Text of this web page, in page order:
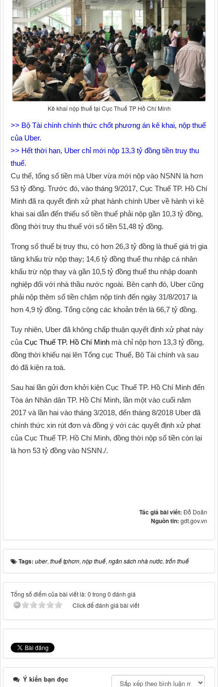
Kê khai nộp thuế tại Cục Thuế TP Hồ Chí Minh
>> Bộ Tài chính chính thức chốt phương án kê khai, nộp thuế
của Uber.
>> Hết thời hạn, Uber chỉ mới nộp 13,3 tỷ đồng tiền truy thu
thuế.
Cụ thể, tổng số tiền mà Uber vừa mới nộp vào NSNN là hơn
53 tỷ đồng. Trước đó, vào tháng 9/2017, Cục Thuế TP. Hồ Chí
Minh đã ra quyết định xử phạt hành chính Uber về hành vi kê
khai sai dẫn đến thiếu số tiền thuế phải nộp gần 10,3 tỷ đồng,
đồng thời truy thu thuế với số tiền 51,48 tỷ đồng.
Trong số thuế bị truy thu, có hơn 26,3 tỷ đồng là thuế giá trị gia
tăng khấu trừ nộp thay; 14,6 tỷ đồng thuế thu nhập cá nhân
khấu trừ nộp thay và gần 10,5 tỷ đồng thuế thu nhập doanh
nghiệp đối với nhà thầu nước ngoài. Bên cạnh đó, Uber cũng
phải nộp thêm số tiền chậm nộp tính đến ngày 31/8/2017 là
hơn 4,9 tỷ đồng. Tổng cộng các khoản trên là 66,7 tỷ đồng.
Tuy nhiên, Uber đã không chấp thuận quyết định xử phạt này
của Cục Thuế TP. Hồ Chí Minh mà chỉ nộp hơn 13,3 tỷ đồng,
đồng thời khiếu nại lên Tổng cục Thuế, Bộ Tài chính và sau
đó đã kiện ra toà.
Sau hai lần gửi đơn khởi kiện Cục Thuế TP. Hồ Chí Minh đến
Tòa án Nhân dân TP. Hồ Chí Minh, lần một vào cuối năm
2017 và lần hai vào tháng 3/2018, đến tháng 8/2018 Uber đã
chính thức xin rút đơn và đồng ý với các quyết định xử phạt
của Cục Thuế TP. Hồ Chí Minh, đồng thời nộp số tiền còn lại
là hơn 53 tỷ đồng vào NSNN./.
Tác giả bài viết: Đỗ Doãn
Nguồn tin: gdt.gov.vn
Tags: uber, thuế tphcm, nộp thuế, ngân sách nhà nước, trốn thuế
Tổng số điểm của bài viết là: 0 trong 0 đánh giá
Click để đánh giá bài viết
Ý kiến bạn đọc